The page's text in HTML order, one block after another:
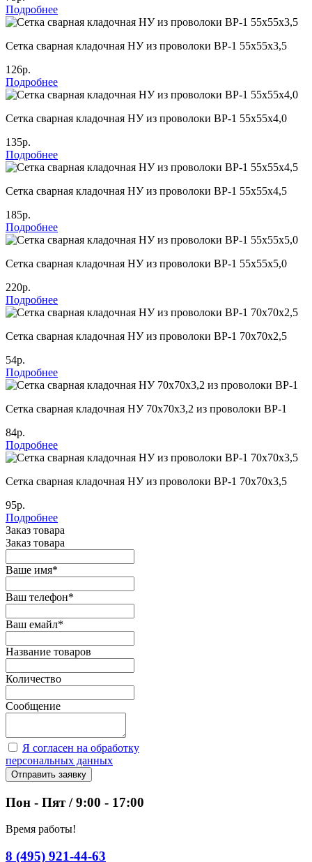
Подробнее
Сетка сварная кладочная НУ из проволоки ВР-1 55х55х3,5
126р.
Подробнее
Сетка сварная кладочная НУ из проволоки ВР-1 55х55х4,0
135р.
Подробнее
Сетка сварная кладочная НУ из проволоки ВР-1 55х55х4,5
185р.
Подробнее
Сетка сварная кладочная НУ из проволоки ВР-1 55х55х5,0
220р.
Подробнее
Сетка сварная кладочная НУ из проволоки ВР-1 70х70х2,5
54р.
Подробнее
Сетка сварная кладочная НУ 70х70х3,2 из проволоки ВР-1
84р.
Подробнее
Сетка сварная кладочная НУ из проволоки ВР-1 70х70х3,5
95р.
Подробнее
Заказ товара
Заказ товара
Ваше имя*
Ваш телефон*
Ваш емайл*
Название товаров
Количество
Сообщение
Я согласен на обработку
персональных данных
Отправить заявку
Пон - Пят / 9:00 - 17:00
Время работы!
8 (495) 921-44-63